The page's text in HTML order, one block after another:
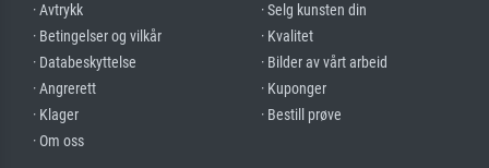
· Avtrykk
· Betingelser og vilkår
· Databeskyttelse
· Angrerett
· Klager
· Om oss
· Selg kunsten din
· Kvalitet
· Bilder av vårt arbeid
· Kuponger
· Bestill prøve